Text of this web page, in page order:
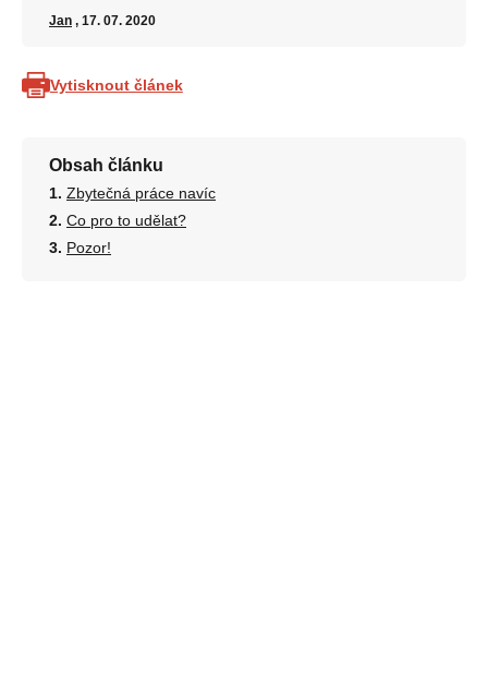
Jan , 17. 07. 2020
Vytisknout článek
Obsah článku
Zbytečná práce navíc
Co pro to udělat?
Pozor!